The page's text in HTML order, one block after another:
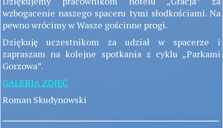
wzbogacenie naszego spaceru tymi słodkościami. Na
pewno wrócimy w Wasze gościnne progi.
Dziękuję uczestnikom za udział w spacerze i
zapraszam na kolejne spotkania z cyklu „Parkami
Gorzowa”.
GALERIA ZDJĘĆ
Roman Skudynowski